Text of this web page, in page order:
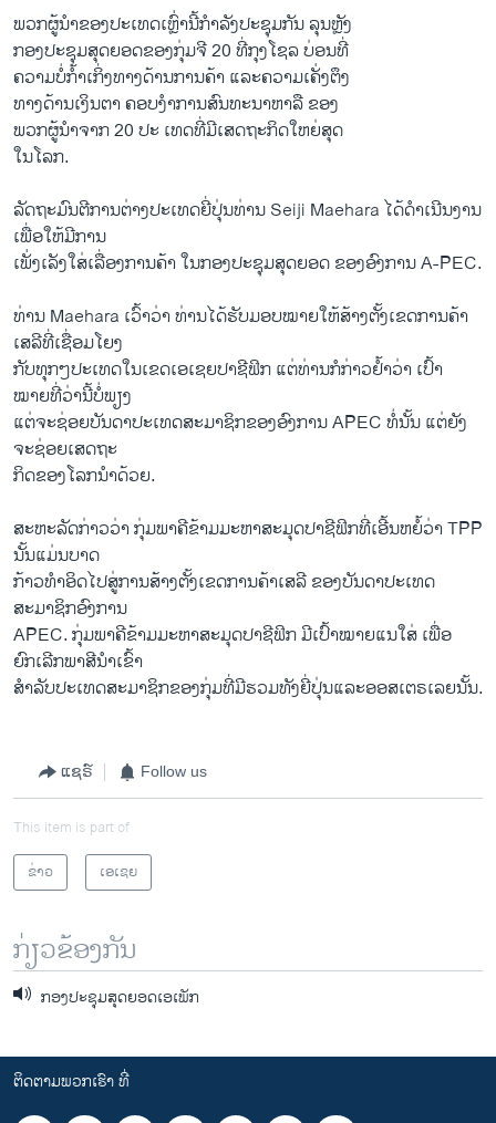
ພວກຜູ້ນຳຂອງປະເທດເຫຼົ່ານີ້ກຳລັງປະຊຸມກັນ ລຸນຫຼັງ
ກອງປະຊຸມສຸດຍອດຂອງກຸ່ມຈີ 20 ທີ່ກຸງໂຊລ ບ່ອນທີ່
ຄວາມບໍ່ກໍ້າເກິ່ງທາງດ້ານການຄ້າ ແລະຄວາມເຄັ່ງຕຶງ
ທາງດ້ານເງິນຕາ ຄອບງຳການສົນທະນາຫາລື ຂອງ
ພວກຜູ້ນໍາຈາກ 20 ປະ ເທດທີ່ມີເສດຖະກິດໃຫຍ່ສຸດ
ໃນໂລກ.
ລັດຖະມົນຕີການຕ່າງປະເທດຍີ່ປຸ່ນທ່ານ Seiji Maehara ໄດ້ດຳເນີນງານ
ເພື່ອໃຫ້ມີການ
ເພັ່ງເລັງໃສ່ເລື່ອງການຄ້າ ໃນກອງປະຊຸມສຸດຍອດ ຂອງອົງການ A-PEC.
ທ່ານ Maehara ເວົ້າວ່າ ທ່ານໄດ້ຮັບມອບໝາຍໃຫ້ສ້າງຕັ້ງເຂດການຄ້າ
ເສລີທີ່ເຊື່ອມໂຍງ
ກັບທຸກໆປະເທດໃນເຂດເອເຊຍປາຊີຟິກ ແຕ່ທ່ານກໍກ່າວຢໍ້າວ່າ ເປົ້າ
ໝາຍທີ່ວ່ານີ້ບໍ່ພຽງ
ແຕ່ຈະຊ່ອຍບັນດາປະເທດສະມາຊິກຂອງອົງການ APEC ທໍ່ນັ້ນ ແຕ່ຍັງ
ຈະຊ່ອຍເສດຖະ
ກິດຂອງໂລກນຳດ້ວຍ.
ສະຫະລັດກ່າວວ່າ ກຸ່ມພາຄີຂ້າມມະຫາສະມຸດປາຊີຟິກທີ່ເອີ້ນຫຍໍ້ວ່າ TPP
ນັ້ນແມ່ນບາດ
ກ້າວທຳອິດໄປສູ່ການສ້າງຕັ້ງເຂດການຄ້າເສລີ ຂອງບັນດາປະເທດ
ສະມາຊິກອົງການ
APEC. ກຸ່ມພາຄີຂ້າມມະຫາສະມຸດປາຊີຟິກ ມີເປົ້າໝາຍແນໃສ່ ເພື່ອ
ຍົກເລີກພາສີນຳເຂົ້າ
ສຳລັບປະເທດສະມາຊິກຂອງກຸ່ມທີ່ມີຮວມທັງຍີ່ປຸ່ນແລະອອສເຕຣເລຍນັ້ນ.
ແຊຣ໌ Follow us
This item is part of
ຂ່າວ
ເອເຊຍ
ກ່ຽວຂ້ອງກັນ
ກອງປະຊຸມສຸດຍອດເອເພັກ
ຕິດຕາມພວກເຮົາ ທີ່